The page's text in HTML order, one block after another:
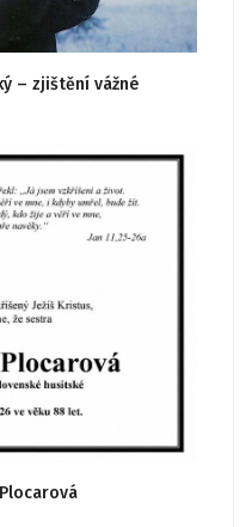
– zjištění vážné